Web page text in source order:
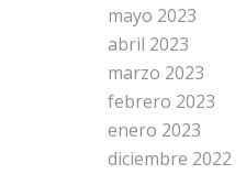
mayo 2023
abril 2023
marzo 2023
febrero 2023
enero 2023
diciembre 2022